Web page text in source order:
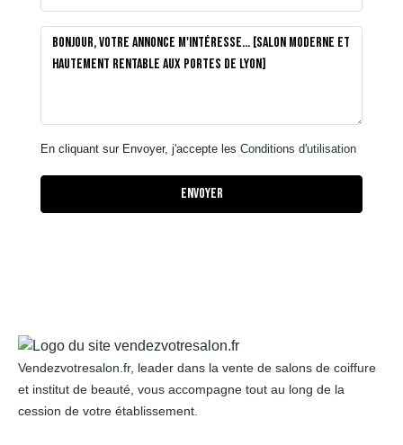
En cliquant sur Envoyer, j'accepte les Conditions d'utilisation
Envoyer
Vendezvotresalon.fr, leader dans la vente de salons de coiffure
et institut de beauté, vous accompagne tout au long de la
cession de votre établissement.